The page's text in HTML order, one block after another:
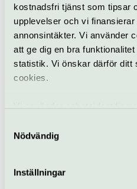
kostnadsfri tjänst som tipsar
upplevelser och vi
annonsintäkter. Vi använder
att ge dig en bra
statistik. Vi önskar därför ditt
cookies.
Vi använder
samt tillhandahålla funktioner
vidarebefordrar även
information från din enhet till
annons- och analysföretag
Nödvändig
Inställningar
Stand up
MÅRTEN
26 sep–30 okt
om familjeliv i förorten,
Cirkus | Djurgården